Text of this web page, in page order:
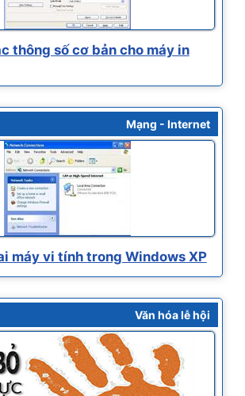
thông số cơ bản cho máy in
Mạng - Internet
máy vi tính trong Windows XP
Văn hóa lễ hội